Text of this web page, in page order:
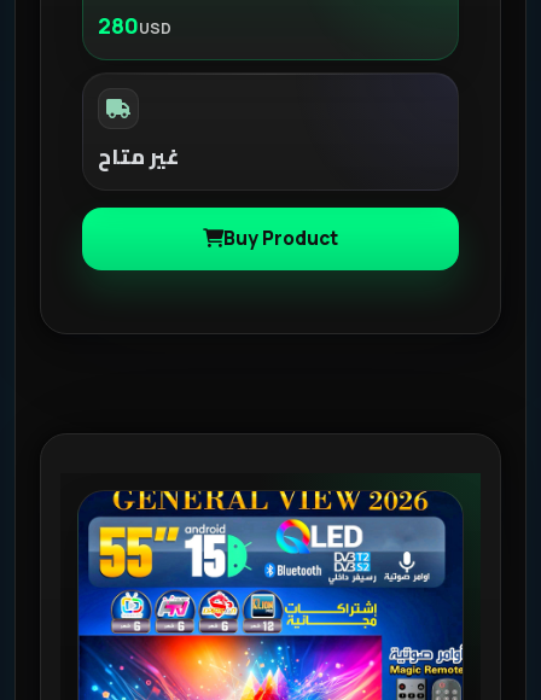
280USD
غير متاح
Buy Product